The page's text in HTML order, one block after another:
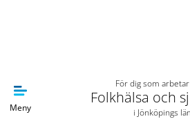
Meny
För dig som
Folkhälsa och
i Jönköpings län